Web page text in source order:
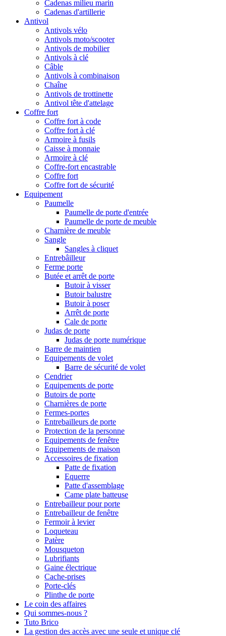
Cadenas milieu marin
Cadenas d'artillerie
Antivol
Antivols vélo
Antivols moto/scooter
Antivols de mobilier
Antivols à clé
Câble
Antivols à combinaison
Chaîne
Antivols de trottinette
Antivol tête d'attelage
Coffre fort
Coffre fort à code
Coffre fort à clé
Armoire à fusils
Caisse à monnaie
Armoire à clé
Coffre-fort encastrable
Coffre fort
Coffre fort de sécurité
Equipement
Paumelle
Paumelle de porte d'entrée
Paumelle de porte de meuble
Charnière de meuble
Sangle
Sangles à cliquet
Entrebâilleur
Ferme porte
Butée et arrêt de porte
Butoir à visser
Butoir balustre
Butoir à poser
Arrêt de porte
Cale de porte
Judas de porte
Judas de porte numérique
Barre de maintien
Equipements de volet
Barre de sécurité de volet
Cendrier
Equipements de porte
Butoirs de porte
Charnières de porte
Fermes-portes
Entrebailleurs de porte
Protection de la personne
Equipements de fenêtre
Equipements de maison
Accessoires de fixation
Patte de fixation
Equerre
Patte d'assemblage
Came plate batteuse
Entrebailleur pour porte
Entrebailleur de fenêtre
Fermoir à levier
Loqueteau
Patère
Mousqueton
Lubrifiants
Gaine électrique
Cache-prises
Porte-clés
Plinthe de porte
Le coin des affaires
Qui sommes-nous ?
Tuto Brico
La gestion des accès avec une seule et unique clé